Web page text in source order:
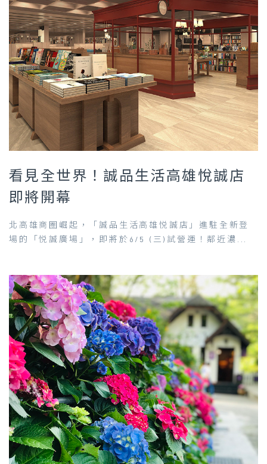
看見全世界！誠品生活高雄悅誠店
即將開幕
北高雄商圈崛起，「誠品生活高雄悦誠店」進駐全新登
場的「悦誠廣場」，即將於6/5 (三)試營運！鄰近濃...